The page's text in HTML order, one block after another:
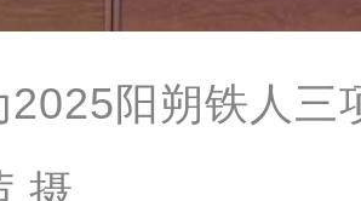
2025阳朔铁人三
摄